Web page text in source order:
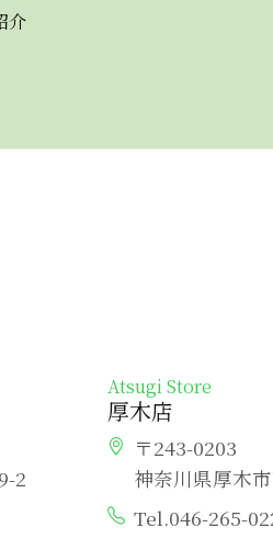
介
2
Atsugi Store
厚木店
〒243-0203
神奈川県厚木
Tel.046-265-